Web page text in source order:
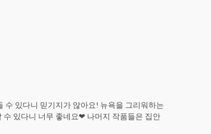
수 있다니 믿기지가 않아요! 뉴욕을 그리워하는
수 있다니 너무 좋네요❤ 나머지 작품들은 집안